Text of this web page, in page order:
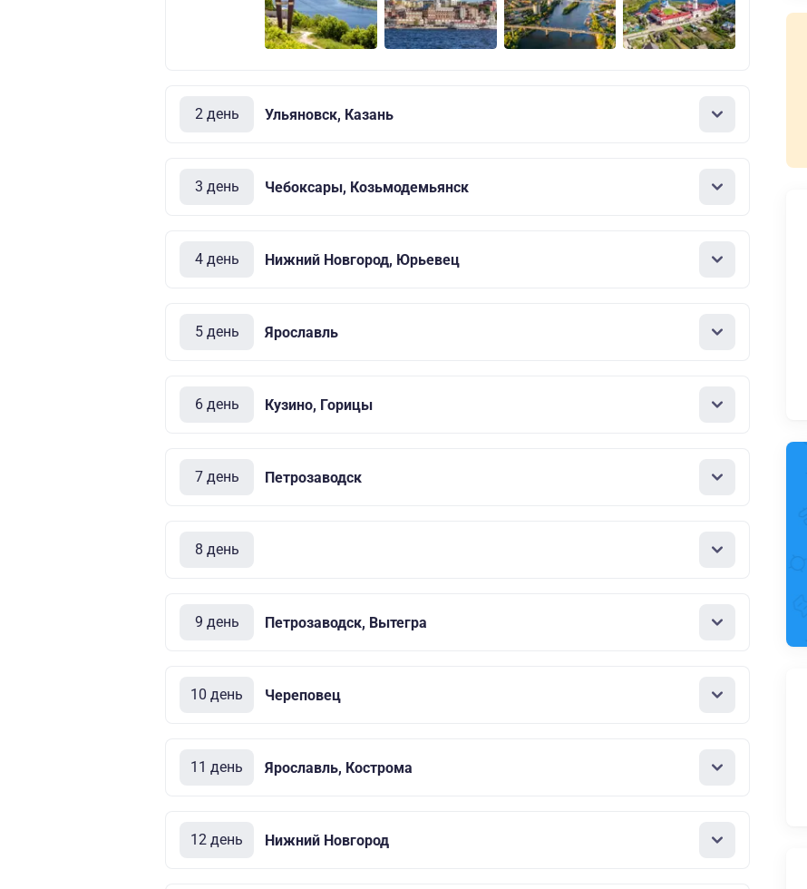
2 день Ульяновск, Казань
3 день Чебоксары, Козьмодемьянск
4 день Нижний Новгород, Юрьевец
5 день Ярославль
6 день Кузино, Горицы
7 день Петрозаводск
8 день
9 день Петрозаводск, Вытегра
10 день Череповец
11 день Ярославль, Кострома
12 день Нижний Новгород